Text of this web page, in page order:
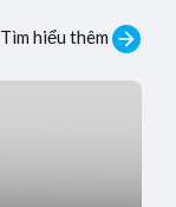
Tìm hiểu thêm